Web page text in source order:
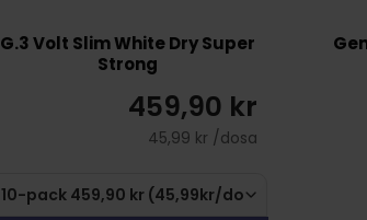
G.3 Volt Slim White Dry Super
Strong
459,90 kr
45,99 kr /dosa